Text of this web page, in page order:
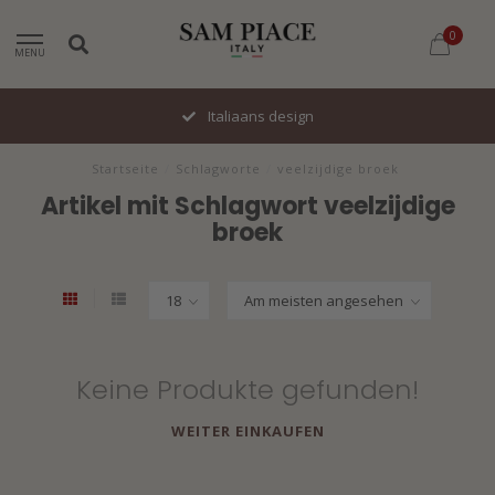
MENU
0
Italiaans design
Startseite Schlagworte veelzijdige broek
Artikel mit Schlagwort veelzijdige
broek
Keine Produkte gefunden!
WEITER EINKAUFEN